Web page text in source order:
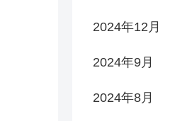
2024年12月
2024年9月
2024年8月